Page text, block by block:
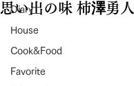
Diary
House
Cook&Food
Favorite
思い出の味 柿澤勇